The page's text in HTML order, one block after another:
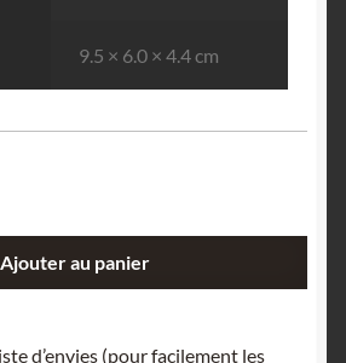
9.5 × 6.0 × 4.4 cm
Ajouter au panier
d’envies (pour facilement les